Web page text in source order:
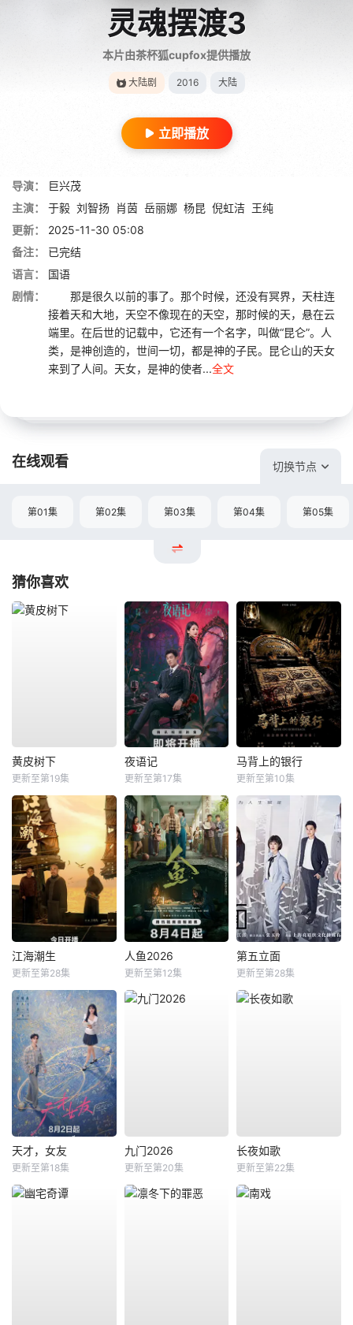
灵魂摆渡3
本片由茶杯狐cupfox提供播放
大陆剧 2016 大陆
立即播放
导演：
巨兴茂
主演：
于毅 刘智扬 肖茵 岳丽娜 杨昆 倪虹洁 王纯
更新：
2025-11-30 05:08
备注：
已完结
语言：
国语
剧情：
那是很久以前的事了。那个时候，还没有冥界，天柱连
接着天和大地，天空不像现在的天空，那时候的天，悬在云
端里。在后世的记载中，它还有一个名字，叫做“昆仑”。人
类，是神创造的，世间一切，都是神的子民。昆仑山的天女
来到了人间。天女，是神的使者...全文
在线观看 切换节点
第01集 第02集 第03集 第04集 第05集
猜你喜欢
黄皮树下
更新至第19集
夜语记
更新至第17集
马背上的银行
更新至第10集
江海潮生
更新至第28集
人鱼2026
更新至第12集
第五立面
更新至第28集
天才，女友
更新至第18集
九门2026
更新至第20集
长夜如歌
更新至第22集